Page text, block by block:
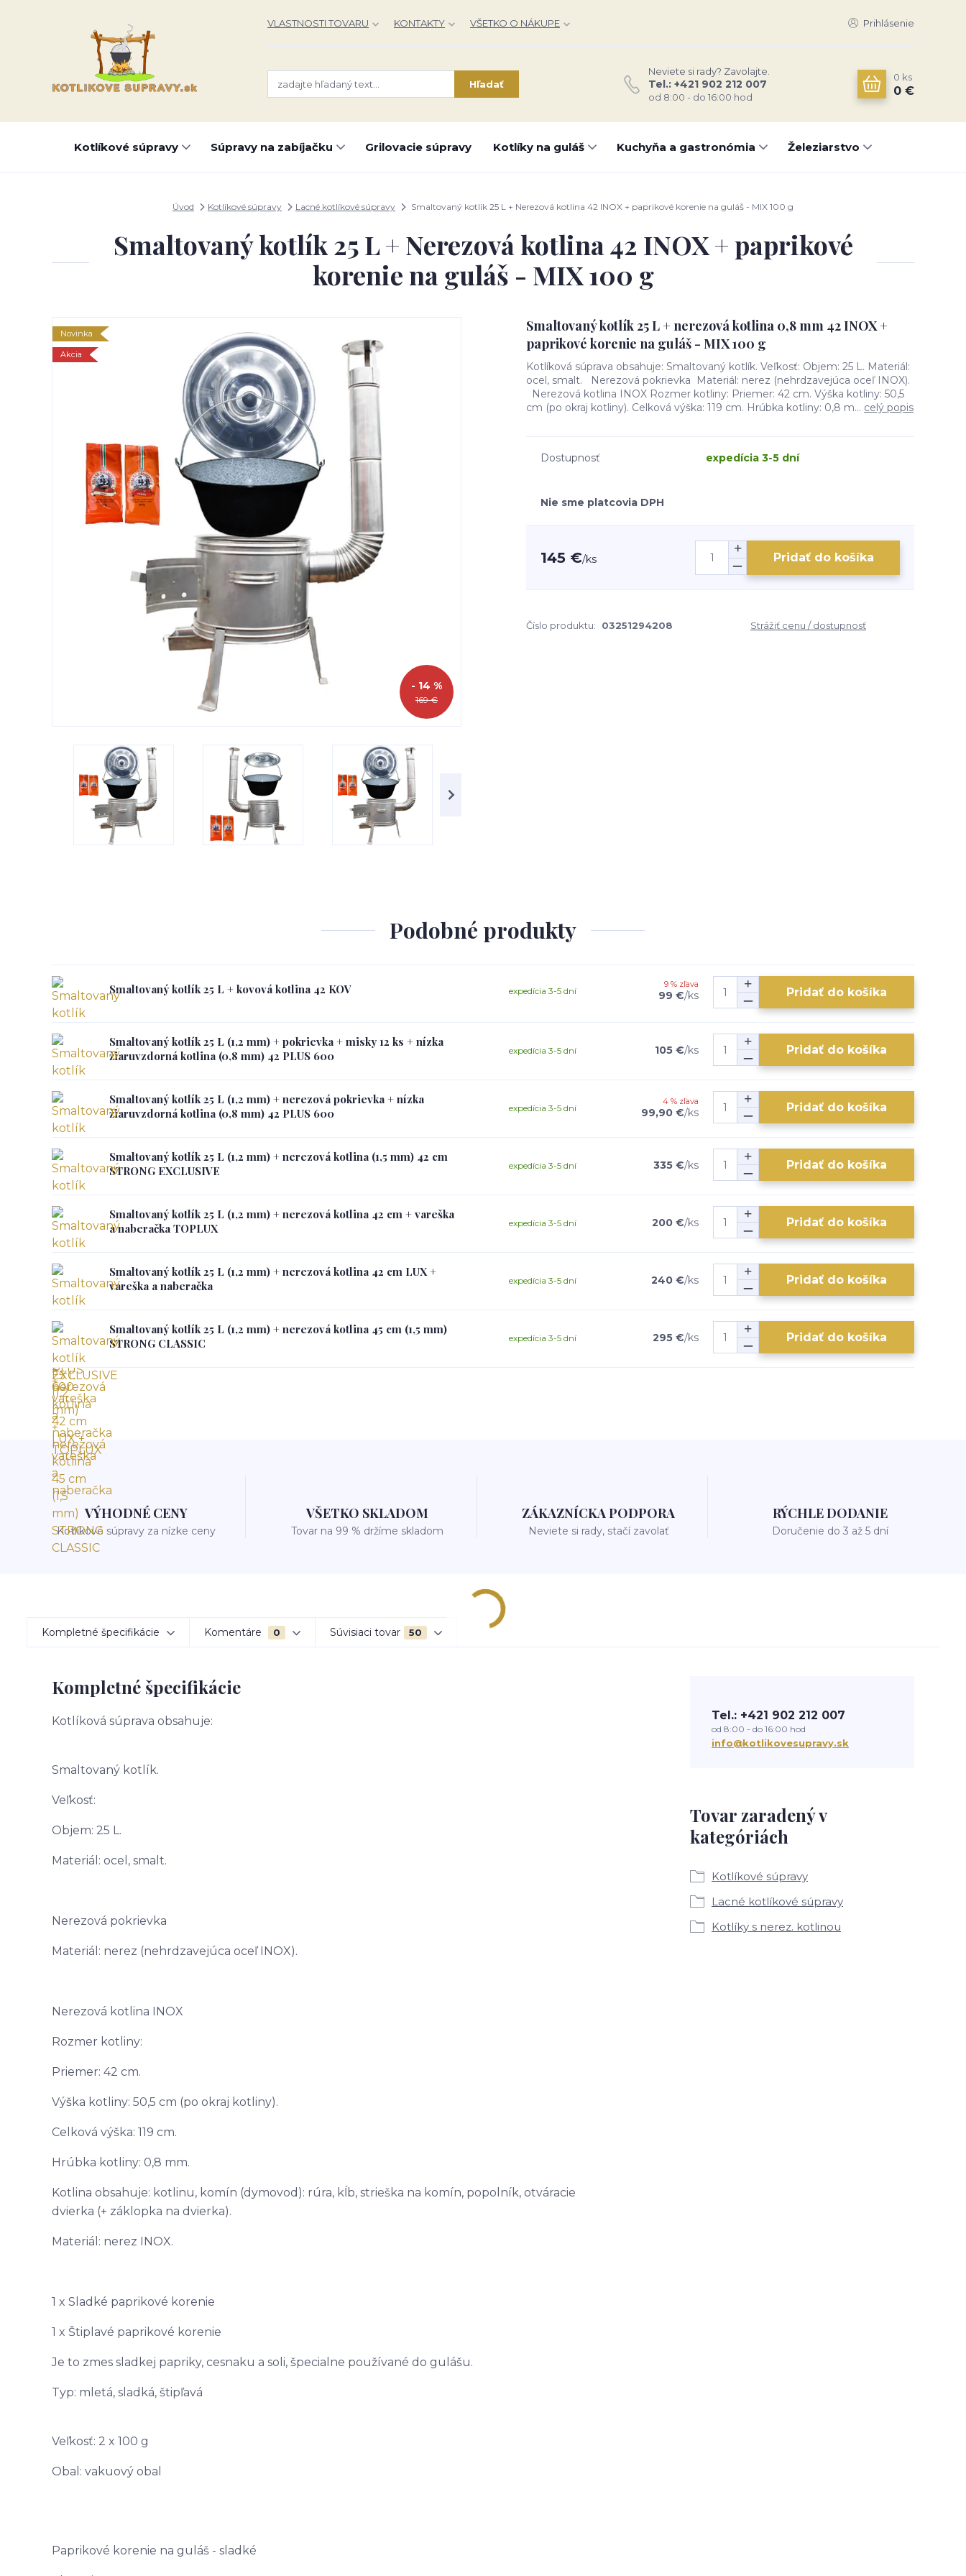
VLASTNOSTI TOVARU KONTAKTY VŠETKO O NÁKUPE Prihlásenie
Hľadať
Neviete si rady? Zavolajte.
Tel.: +421 902 212 007
od 8:00 - do 16:00 hod
0 ks
0 €
Kotlíkové súpravy Súpravy na zabíjačku Grilovacie súpravy Kotlíky na guláš Kuchyňa a gastronómia Železiarstvo
Úvod Kotlíkové súpravy Lacné kotlíkové súpravy Smaltovaný kotlík 25 L + Nerezová kotlina 42 INOX + paprikové korenie na guláš - MIX 100 g
Smaltovaný kotlík 25 L + Nerezová kotlina 42 INOX + paprikové
korenie na guláš - MIX 100 g
Novinka
Akcia
169 €
- 14 %
Smaltovaný kotlík 25 L + nerezová kotlina 0,8 mm 42 INOX +
paprikové korenie na guláš - MIX 100 g
Kotlíková súprava obsahuje: Smaltovaný kotlík. Veľkosť: Objem: 25 L. Materiál:
ocel, smalt. Nerezová pokrievka Materiál: nerez (nehrdzavejúca oceľ INOX).
Nerezová kotlina INOX Rozmer kotliny: Priemer: 42 cm. Výška kotliny: 50,5
cm (po okraj kotliny). Celková výška: 119 cm. Hrúbka kotliny: 0,8 m... celý popis
Dostupnosť expedícia 3-5 dní
Nie sme platcovia DPH
145 €/ks Pridať do košíka
Číslo produktu: 03251294208 Strážiť cenu / dostupnosť
Podobné produkty
Smaltovaný kotlík 25 L + kovová kotlina 42 KOV 9 % zľava
99 €/ks
expedícia 3-5 dní Pridať do košíka
Smaltovaný kotlík 25 L (1,2 mm) + pokrievka + misky 12 ks + nízka
žiaruvzdorná kotlina (0,8 mm) 42 PLUS 600
105 €/ks
expedícia 3-5 dní Pridať do košíka
Smaltovaný kotlík 25 L (1,2 mm) + nerezová pokrievka + nízka
žiaruvzdorná kotlina (0,8 mm) 42 PLUS 600
4 % zľava
99,90 €/ks
expedícia 3-5 dní Pridať do košíka
Smaltovaný kotlík 25 L (1,2 mm) + nerezová kotlina (1,5 mm) 42 cm
STRONG EXCLUSIVE
335 €/ks
expedícia 3-5 dní Pridať do košíka
Smaltovaný kotlík 25 L (1,2 mm) + nerezová kotlina 42 cm + vareška
a naberačka TOPLUX
200 €/ks
expedícia 3-5 dní Pridať do košíka
Smaltovaný kotlík 25 L (1,2 mm) + nerezová kotlina 42 cm LUX +
vareška a naberačka
240 €/ks
expedícia 3-5 dní Pridať do košíka
Smaltovaný kotlík 25 L (1,2 mm) + nerezová kotlina 45 cm (1,5 mm)
STRONG CLASSIC
295 €/ks
expedícia 3-5 dní Pridať do košíka
VÝHODNÉ CENY
Kotlíkové súpravy za nízke ceny
VŠETKO SKLADOM
Tovar na 99 % držíme skladom
ZÁKAZNÍCKA PODPORA
Neviete si rady, stačí zavolať
RÝCHLE DODANIE
Doručenie do 3 až 5 dní
Kompletné špecifikácie Komentáre 0 Súvisiaci tovar 50
Kompletné špecifikácie
Kotlíková súprava obsahuje:
Smaltovaný kotlík.
Veľkosť:
Objem: 25 L.
Materiál: ocel, smalt.
Nerezová pokrievka
Materiál: nerez (nehrdzavejúca oceľ INOX).
Nerezová kotlina INOX
Rozmer kotliny:
Priemer: 42 cm.
Výška kotliny: 50,5 cm (po okraj kotliny).
Celková výška: 119 cm.
Hrúbka kotliny: 0,8 mm.
Kotlina obsahuje: kotlinu, komín (dymovod): rúra, kĺb, strieška na komín, popolník, otváracie
dvierka (+ záklopka na dvierka).
Materiál: nerez INOX.
1 x Sladké paprikové korenie
1 x Štiplavé paprikové korenie
Je to zmes sladkej papriky, cesnaku a soli, špecialne používané do gulášu.
Typ: mletá, sladká, štipľavá
Veľkosť: 2 x 100 g
Obal: vakuový obal
Paprikové korenie na guláš - sladké
Tovar zaradený v
kategóriách
Kotlíkové súpravy
Lacné kotlíkové súpravy
Kotlíky s nerez. kotlinou
Tel.: +421 902 212 007
od 8:00 - do 16:00 hod
info@kotlikovesupravy.sk